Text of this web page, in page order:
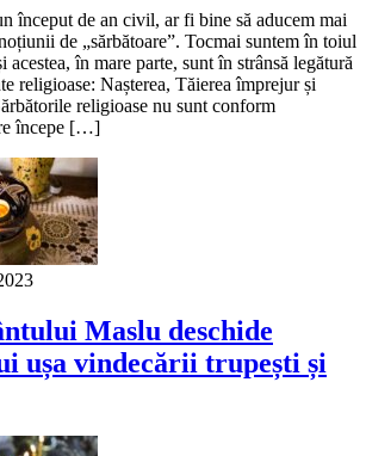
început de an civil, ar fi bine să aducem mai
de „sărbătoare”. Tocmai suntem în toiul
acestea, în mare parte, sunt în strânsă legătură
religioase: Nașterea, Tăierea împrejur și
religioase nu sunt conform
începe […]
Maslu deschide
ușa vindecării trupești și